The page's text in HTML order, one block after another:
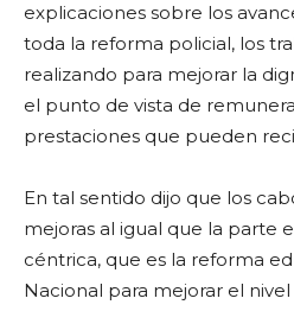
explicaciones sobre los
toda la reforma policial, los
realizando para mejorar la
el punto de vista de
prestaciones que pueden
En tal sentido dijo que los
mejoras al igual que la parte
céntrica, que es la reforma
Nacional para mejorar el